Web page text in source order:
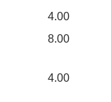
4.00
8.00
4.00